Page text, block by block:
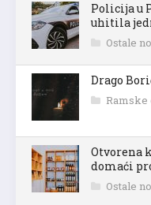
Policija u
uhitila
Ostale
Drago
Otvorena
domaći
Ostale